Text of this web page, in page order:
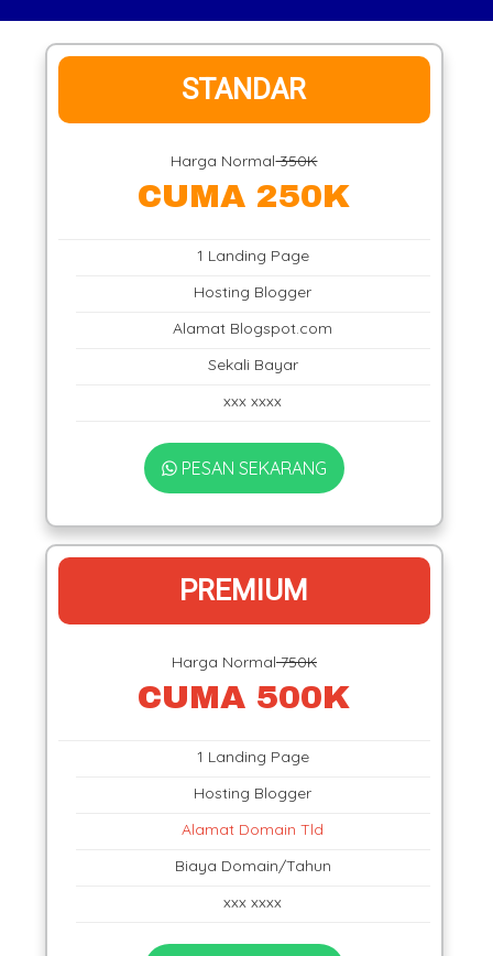
STANDAR
Harga Normal350K
CUMA 250K
1 Landing Page
Hosting Blogger
Alamat Blogspot.com
Sekali Bayar
xxx xxxx
PESAN SEKARANG
PREMIUM
Harga Normal750K
CUMA 500K
1 Landing Page
Hosting Blogger
Alamat Domain Tld
Biaya Domain/Tahun
xxx xxxx